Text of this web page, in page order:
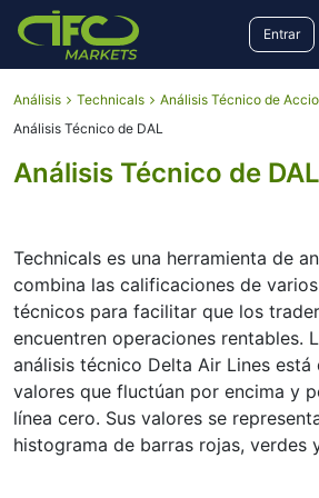
Entrar
Análisis Technicals
Análisis Técnico de
Análisis Técnico de DAL
Análisis Técnico de DAL
Technicals es una herramienta de
combina las calificaciones de
técnicos para facilitar que los
encuentren operaciones rentables.
análisis técnico Delta Air Lines está
valores que fluctúan por encima y
línea cero. Sus valores se
histograma de barras rojas, verdes